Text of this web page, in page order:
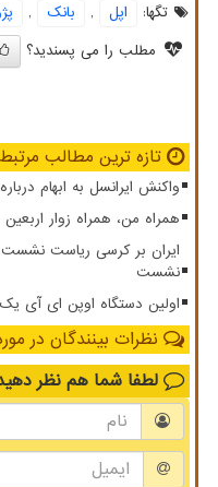
تگها:
اپل , بانك ,
مطلب را می پسندید؟
تازه ترین مطالب مرتبط
واکنش ایرانسل به ابهام
همراه من، همراه زوار
ایران بر کرسی ریاست نشست
نشست
اولین دستگاه اوپن ای آی
نظرات بینندگان در
لطفا شما هم نظر